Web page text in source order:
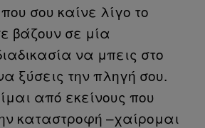
σου καίνε λίγο το
βάζουν σε μία
να μπεις στο
ξύσεις την πληγή σου.
από εκείνους που
καταστροφή –χαίρομαι